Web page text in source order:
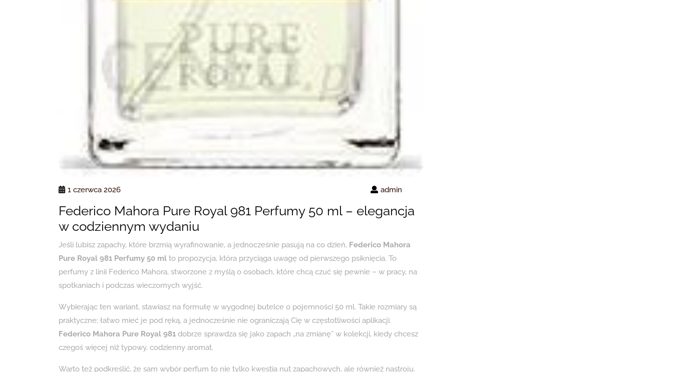
1 czerwca 2026 admin
Federico Mahora Pure Royal 981 Perfumy 50 ml – elegancja
w codziennym wydaniu
Jeśli lubisz zapachy, które brzmią wyrafinowanie, a jednocześnie pasują na co dzień, Federico Mahora
Pure Royal 981 Perfumy 50 ml to propozycja, która przyciąga uwagę od pierwszego psiknięcia. To
perfumy z linii Federico Mahora, stworzone z myślą o osobach, które chcą czuć się pewnie – w pracy, na
spotkaniach i podczas wieczornych wyjść.
Wybierając ten wariant, stawiasz na formułę w wygodnej butelce o pojemności 50 ml. Takie rozmiary są
praktyczne: łatwo mieć je pod ręką, a jednocześnie nie ograniczają Cię w częstotliwości aplikacji.
Federico Mahora Pure Royal 981 dobrze sprawdza się jako zapach „na zmianę” w kolekcji, kiedy chcesz
czegoś więcej niż typowy, codzienny aromat.
Warto też podkreślić, że sam wybór perfum to nie tylko kwestia nut zapachowych, ale również nastroju.